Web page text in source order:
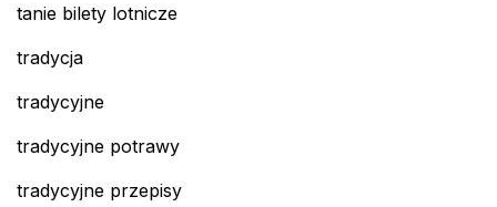
tanie bilety lotnicze
tradycja
tradycyjne
tradycyjne potrawy
tradycyjne przepisy